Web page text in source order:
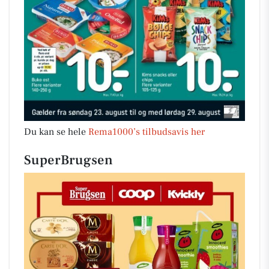
Du kan se hele Rema1000’s tilbudsavis her
SuperBrugsen